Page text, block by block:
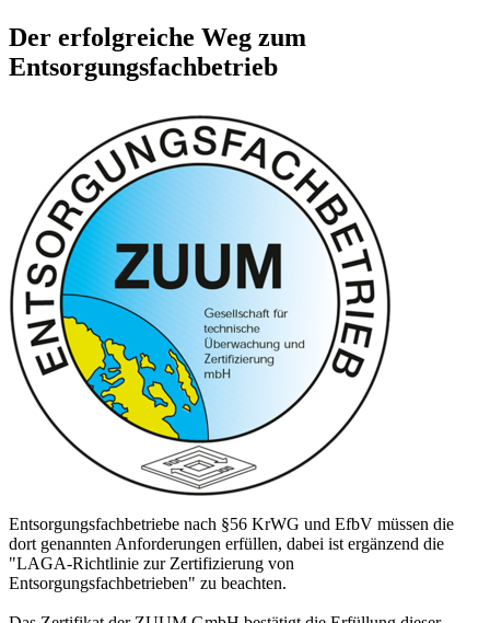
Der erfolgreiche Weg zum
Entsorgungsfachbetrieb
Entsorgungsfachbetriebe nach §56 KrWG und EfbV müssen die
dort genannten Anforderungen erfüllen, dabei ist ergänzend die
"LAGA-Richtlinie zur Zertifizierung von
Entsorgungsfachbetrieben" zu beachten.